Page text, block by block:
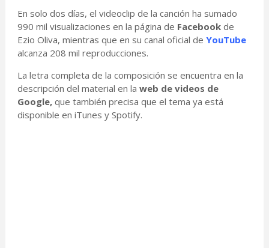
En solo dos días, el videoclip de la canción ha sumado
990 mil visualizaciones en la página de Facebookde
Ezio Oliva, mientras que en su canal oficial de YouTube
alcanza 208 mil reproducciones.
La letra completa de la composición se encuentra en la
descripción del material en la web de videos de
Google, que también precisa que el tema ya está
disponible en iTunes y Spotify.